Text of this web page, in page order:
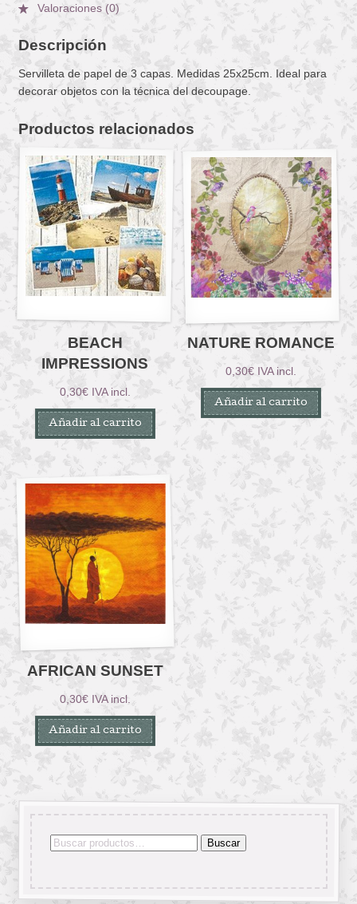
Valoraciones (0)
Descripción
Servilleta de papel de 3 capas. Medidas 25x25cm. Ideal para
decorar objetos con la técnica del decoupage.
Productos relacionados
BEACH
IMPRESSIONS
0,30€ IVA incl.
Añadir al carrito
NATURE ROMANCE
0,30€ IVA incl.
Añadir al carrito
AFRICAN SUNSET
0,30€ IVA incl.
Añadir al carrito
Buscar
Buscar